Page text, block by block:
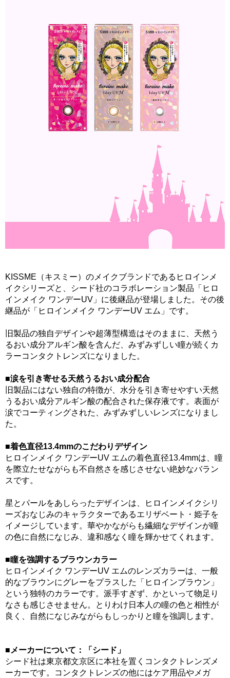
KISSME（キスミー）のメイクブランドであるヒロインメ
イクシリーズと、シード社のコラボレーション製品「ヒロ
インメイク ワンデーUV」に後継品が登場しました。その後
継品が「ヒロインメイク ワンデーUV エム」です。
旧製品の独自デザインや超薄型構造はそのままに、天然う
るおい成分アルギン酸を含んだ、みずみずしい瞳が続くカ
ラーコンタクトレンズになりました。
■涙を引き寄せる天然うるおい成分配合
旧製品にはない独自の特徴が、水分を引き寄せやすい天然
うるおい成分アルギン酸の配合された保存液です。表面が
涙でコーティングされた、みずみずしいレンズになりまし
た。
■着色直径13.4mmのこだわりデザイン
ヒロインメイク ワンデーUV エムの着色直径13.4mmは、瞳
を際立たせながらも不自然さを感じさせない絶妙なバラン
スです。
星とパールをあしらったデザインは、ヒロインメイクシリ
ーズおなじみのキャラクターであるエリザベート・姫子を
イメージしています。華やかながらも繊細なデザインが瞳
の色に自然になじみ、違和感なく瞳を輝かせてくれます。
■瞳を強調するブラウンカラー
ヒロインメイク ワンデーUV エムのレンズカラーは、一般
的なブラウンにグレーをプラスした「ヒロインブラウン」
という独特のカラーです。派手すぎず、かといって物足り
なさも感じさせません。とりわけ日本人の瞳の色と相性が
良く、自然になじみながらもしっかりと瞳を強調します。
■メーカーについて：「シード」
シード社は東京都文京区に本社を置くコンタクトレンズメ
ーカーです。コンタクトレンズの他にはケア用品やメガ